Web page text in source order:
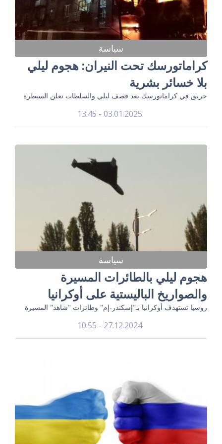
سياسة
كراماتورسك تحت النيران: هجوم ليلي
بلا خسائر بشرية
حريق في كراماتورسك بعد قصف ليلي والسلطات تعلن السيطرة
03.01.2025 - 13:45
سياسة
هجوم ليلي بالطائرات المسيرة
والصواريخ الباليستية على أوكرانيا
روسيا تستهدف أوكرانيا بـ"إسكندر-إم" وطائرات "شاهد" المسيرة
27.12.2024 - 10:55